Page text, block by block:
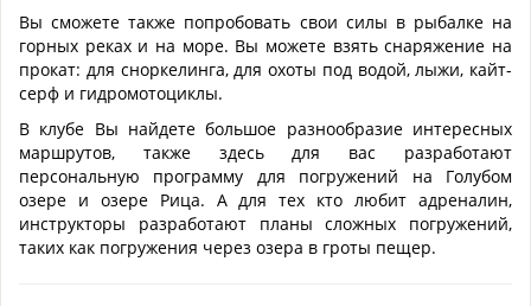
Вы сможете также попробовать свои силы в рыбалке на
горных реках и на море. Вы можете взять снаряжение на
прокат: для сноркелинга, для охоты под водой, лыжи, кайт-
серф и гидромотоциклы.
В клубе Вы найдете большое разнообразие интересных
маршрутов, также здесь для вас разработают
персональную программу для погружений на Голубом
озере и озере Рица. А для тех кто любит адреналин,
инструкторы разработают планы сложных погружений,
таких как погружения через озера в гроты пещер.